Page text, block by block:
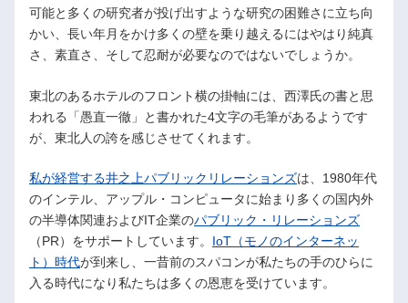
可能と多くの研究者が投げ出すような研究の困難さに立ち向
かい、長い年月をかけ多くの壁を乗り越えるにはやはり純真
さ、素直さ、そして忍耐が必要なのではないでしょうか。
東北のあるホテルのフロント横の掛軸には、西澤氏の書と思
われる「愚直一徹」と書かれた4文字の毛筆があるようです
が、東北人の誇を感じさせてくれます。
私が経営する井之上パブリックリレーションズは、1980年代
のインテル、アップル・コンピュータに始まり多くの国内外
の半導体関連およびIT企業のパブリック・リレーションズ
（PR）をサポートしています。 IoT（モノのインターネッ
ト）時代が到来し、一昔前のスパコンが私たちの手のひらに
入る時代になり私たちは多くの恩恵を受けています。